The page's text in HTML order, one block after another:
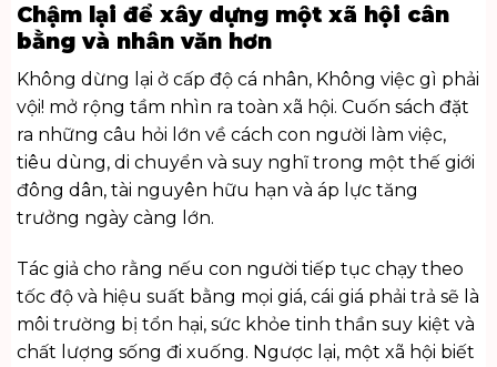
Chậm lại để xây dựng một xã hội cân
bằng và nhân văn hơn
Không dừng lại ở cấp độ cá nhân, Không việc gì phải
vội! mở rộng tầm nhìn ra toàn xã hội. Cuốn sách đặt
ra những câu hỏi lớn về cách con người làm việc,
tiêu dùng, di chuyển và suy nghĩ trong một thế giới
đông dân, tài nguyên hữu hạn và áp lực tăng
trưởng ngày càng lớn.
Tác giả cho rằng nếu con người tiếp tục chạy theo
tốc độ và hiệu suất bằng mọi giá, cái giá phải trả sẽ là
môi trường bị tổn hại, sức khỏe tinh thần suy kiệt và
chất lượng sống đi xuống. Ngược lại, một xã hội biết